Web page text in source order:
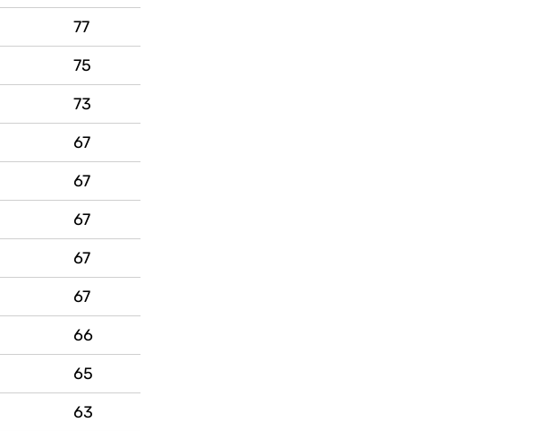
77
75
73
67
67
67
67
67
66
65
63